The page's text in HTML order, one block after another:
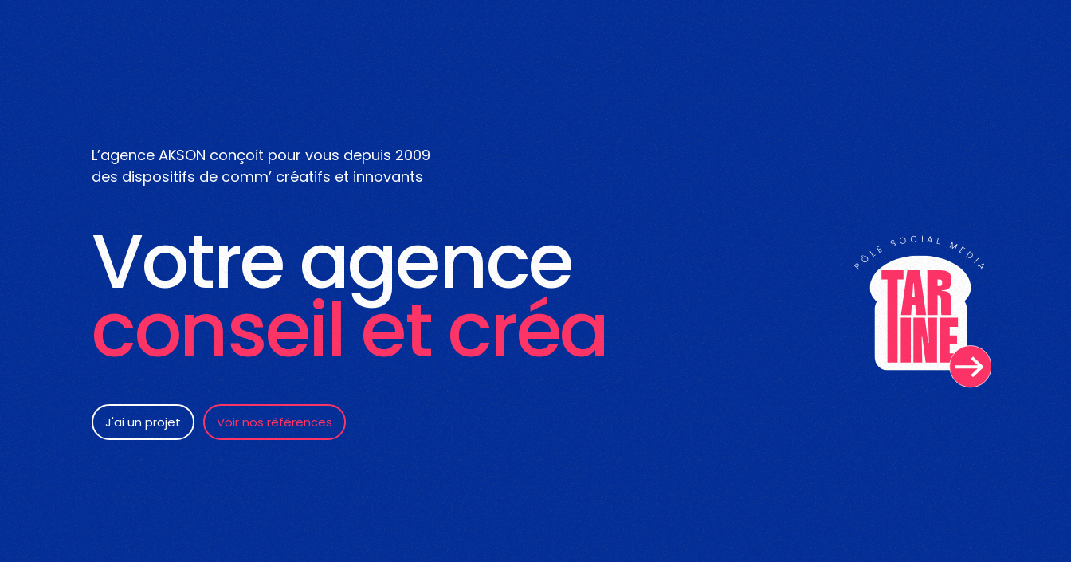
L’agence AKSON conçoit pour vous depuis 2009
des dispositifs de comm’ créatifs et innovants
Votre agence
conseil et créa
J'ai un projet Voir nos références